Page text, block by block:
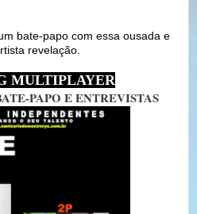
bate-papo com essa ousada e
revelação.
MULTIPLAYER
PAPO E ENTREVISTAS